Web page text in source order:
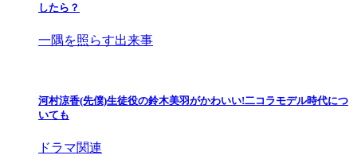
したら？
一隅を照らす出来事
河村涼香(先僕)生徒役の鈴木美羽がかわいい!二コラモデル時代につ
いても
ドラマ関連